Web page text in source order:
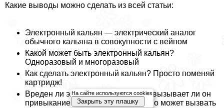
Какие выводы можно сделать из всей статьи:
Электронный кальян — электрический аналог
обычного кальяна в совокупности с вейпом
Какой может быть электронный кальян?
Одноразовый и многоразовый
Как сделать электронный кальян? Просто поменяй
картридж!
Вреден ли электронный кальян, и вызывает ли он
привыкание? Да, вреден. Спокойно может вызвать
На сайте используются cookies
Закрыть эту плашку